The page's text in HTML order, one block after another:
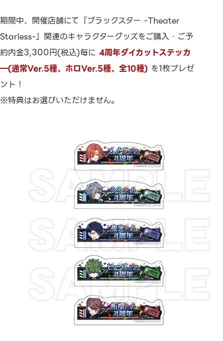
期間中、開催店舗にて『ブラックスター -Theater
Starless-』関連のキャラクターグッズをご購入・ご予
約内金3,300円(税込)毎に 4周年ダイカットステッカ
―(通常Ver.5種、ホロVer.5種、全10種) を1枚プレゼ
ント！
※特典はお選びいただけません。